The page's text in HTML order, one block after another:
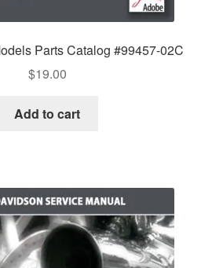
Parts Catalog #99457-02C
$19.00
Add to cart